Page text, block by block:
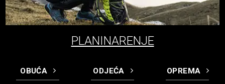
PLANINARENJE
OBUĆA ODJEĆA OPREMA